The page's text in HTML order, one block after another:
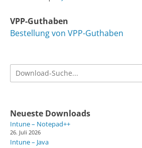
VPP-Guthaben
Bestellung von VPP-Guthaben
Suchen
Neueste Downloads
Intune – Notepad++
26. Juli 2026
Intune – Java